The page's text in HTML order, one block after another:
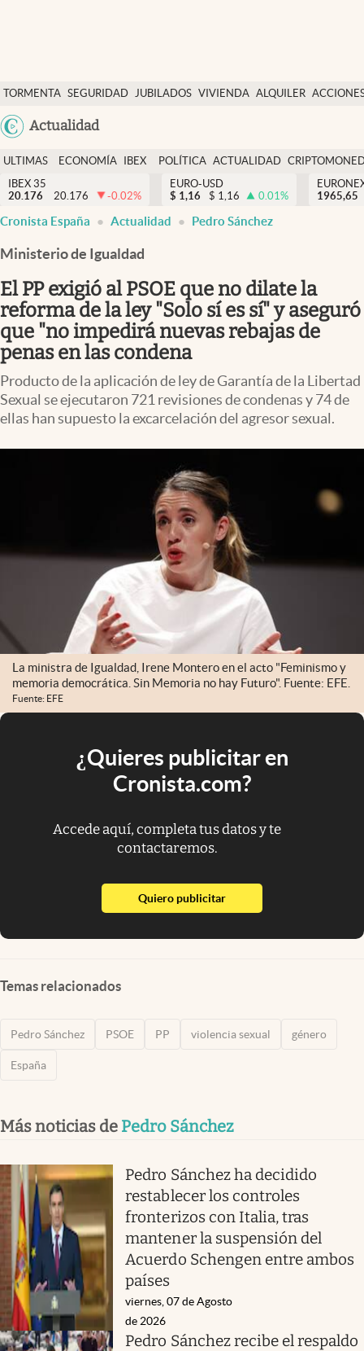
TORMENTA SEGURIDAD JUBILADOS VIVIENDA ALQUILER
USA
Actualidad
Economía y finanzas
Política
Actualidad
Criptomonedas
España
ULTIMAS
NOTICIAS
ECONOMÍA
FINANZAS
IBEX
EURO
POLÍTICA ACTUALIDAD
IBEX 35
20.176
20.176 -0.02%
EURO-USD
$ 1,16 $ 1,16 0.01%
1965,65
Cronista España Actualidad Pedro Sánchez
Ministerio de Igualdad
El PP exigió al PSOE que no dilate la
reforma de la ley "Solo sí es sí" y aseguró
que "no impedirá nuevas rebajas de
penas en las condena
Producto de la aplicación de ley de Garantía de la Libertad
Sexual se ejecutaron 721 revisiones de condenas y 74 de
ellas han supuesto la excarcelación del agresor sexual.
La ministra de Igualdad, Irene Montero en el acto "Feminismo y
memoria democrática. Sin Memoria no hay Futuro". Fuente: EFE.
Fuente: EFE
¿Quieres publicitar en
Cronista.com?
Accede aquí, completa tus datos y te
contactaremos.
Quiero publicitarabre en nueva pestaña
Temas relacionados
Pedro Sánchez PSOE PP violencia sexual género
España
Más noticias de Pedro Sánchez
Pedro Sánchez ha decidido
restablecer los controles
fronterizos con Italia, tras
mantener la suspensión del
Acuerdo Schengen entre ambos
países
viernes, 07 de Agosto
de 2026
Pedro Sánchez recibe el respaldo